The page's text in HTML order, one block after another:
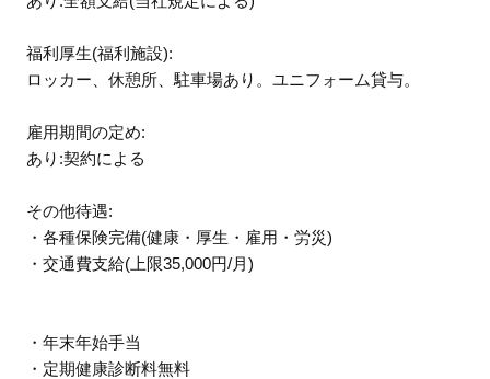
福利厚生(福利施設):
ロッカー、休憩所、駐車場あり。ユニフォーム貸与。
雇用期間の定め:
あり:契約による
その他待遇:
・各種保険完備(健康・厚生・雇用・労災)
・交通費支給(上限35,000円/月)
・年末年始手当
・定期健康診断料無料